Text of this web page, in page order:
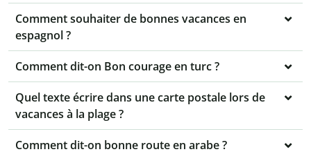
Comment souhaiter de bonnes vacances en
espagnol ?
Comment dit-on Bon courage en turc ?
Quel texte écrire dans une carte postale lors de
vacances à la plage ?
Comment dit-on bonne route en arabe ?